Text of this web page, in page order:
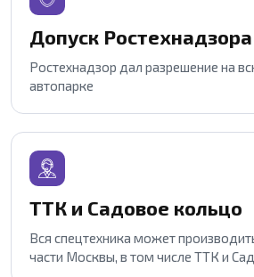
Допуск Ростехнадзора
Ростехнадзор дал разрешение на
автопарке
ТТК и Садовое кольцо
Вся спецтехника может
части Москвы, в том числе ТТК и